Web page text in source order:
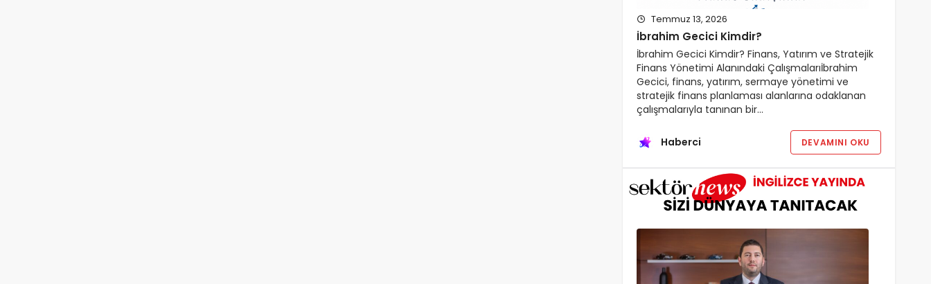
Temmuz 13, 2026
İbrahim Gecici Kimdir?
İbrahim Gecici Kimdir? Finans, Yatırım ve Stratejik
Finans Yönetimi Alanındaki Çalışmalarıİbrahim
Gecici, finans, yatırım, sermaye yönetimi ve
stratejik finans planlaması alanlarına odaklanan
çalışmalarıyla tanınan bir…
Haberci DEVAMINI OKU